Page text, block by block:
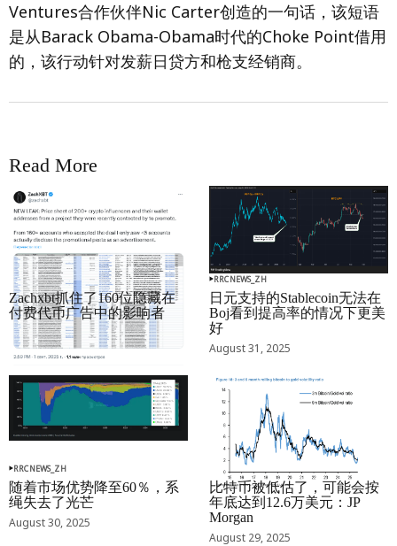
Ventures合作伙伴Nic Carter创造的一句话，该短语
是从Barack Obama-Obama时代的Choke Point借用
的，该行动针对发薪日贷方和枪支经销商。
Read More
RRCNEWS_ZH
Zachxbt抓住了160位隐藏在
付费代币广告中的影响者
September 01, 2025
RRCNEWS_ZH
日元支持的Stablecoin无法在
Boj看到提高率的情况下更美
好
August 31, 2025
RRCNEWS_ZH
随着市场优势降至60％，系
绳失去了光芒
August 30, 2025
RRCNEWS_ZH
比特币被低估了，可能会按
年底达到12.6万美元：JP
Morgan
August 29, 2025